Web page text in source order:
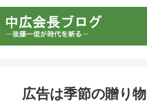
広告は季節の贈り物